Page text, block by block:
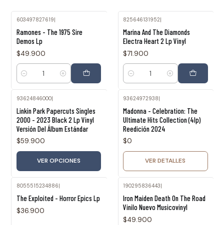
603497827619|
Ramones - The 1975 Sire
Demos Lp
$49.900
Cantidad
825646131952|
Marina And The Diamonds
Electra Heart 2 Lp Vinyl
$71.900
Cantidad
93624846000|
Linkin Park Papercuts Singles
2000 - 2023 Black 2 Lp Vinyl
Versión Del Álbum Estándar
$59.900
VER OPCIONES
93624972938|
Madonna - Celebration: The
Ultimate Hits Collection (4lp)
Reedición 2024
$0
VER DETALLES
8055515234886
The Exploited - Horror Epics Lp
$36.900
190295836443
Iron Maiden Death On The Road
Vinilo Nuevo Musicovinyl
$49.900